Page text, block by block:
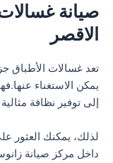
صيانة
الاقصر
تعد غسالات الأطباق
يمكن الاستغناء
إلى توفير نظافة
لذلك، يمكنك العثور
داخل مركز صيانة